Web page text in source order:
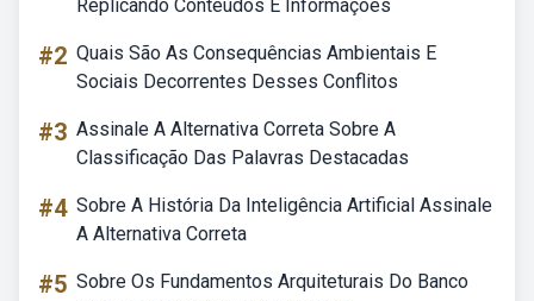
Replicando Conteúdos E Informações
#2 Quais São As Consequências Ambientais E
Sociais Decorrentes Desses Conflitos
#3 Assinale A Alternativa Correta Sobre A
Classificação Das Palavras Destacadas
#4 Sobre A História Da Inteligência Artificial Assinale
A Alternativa Correta
#5 Sobre Os Fundamentos Arquiteturais Do Banco